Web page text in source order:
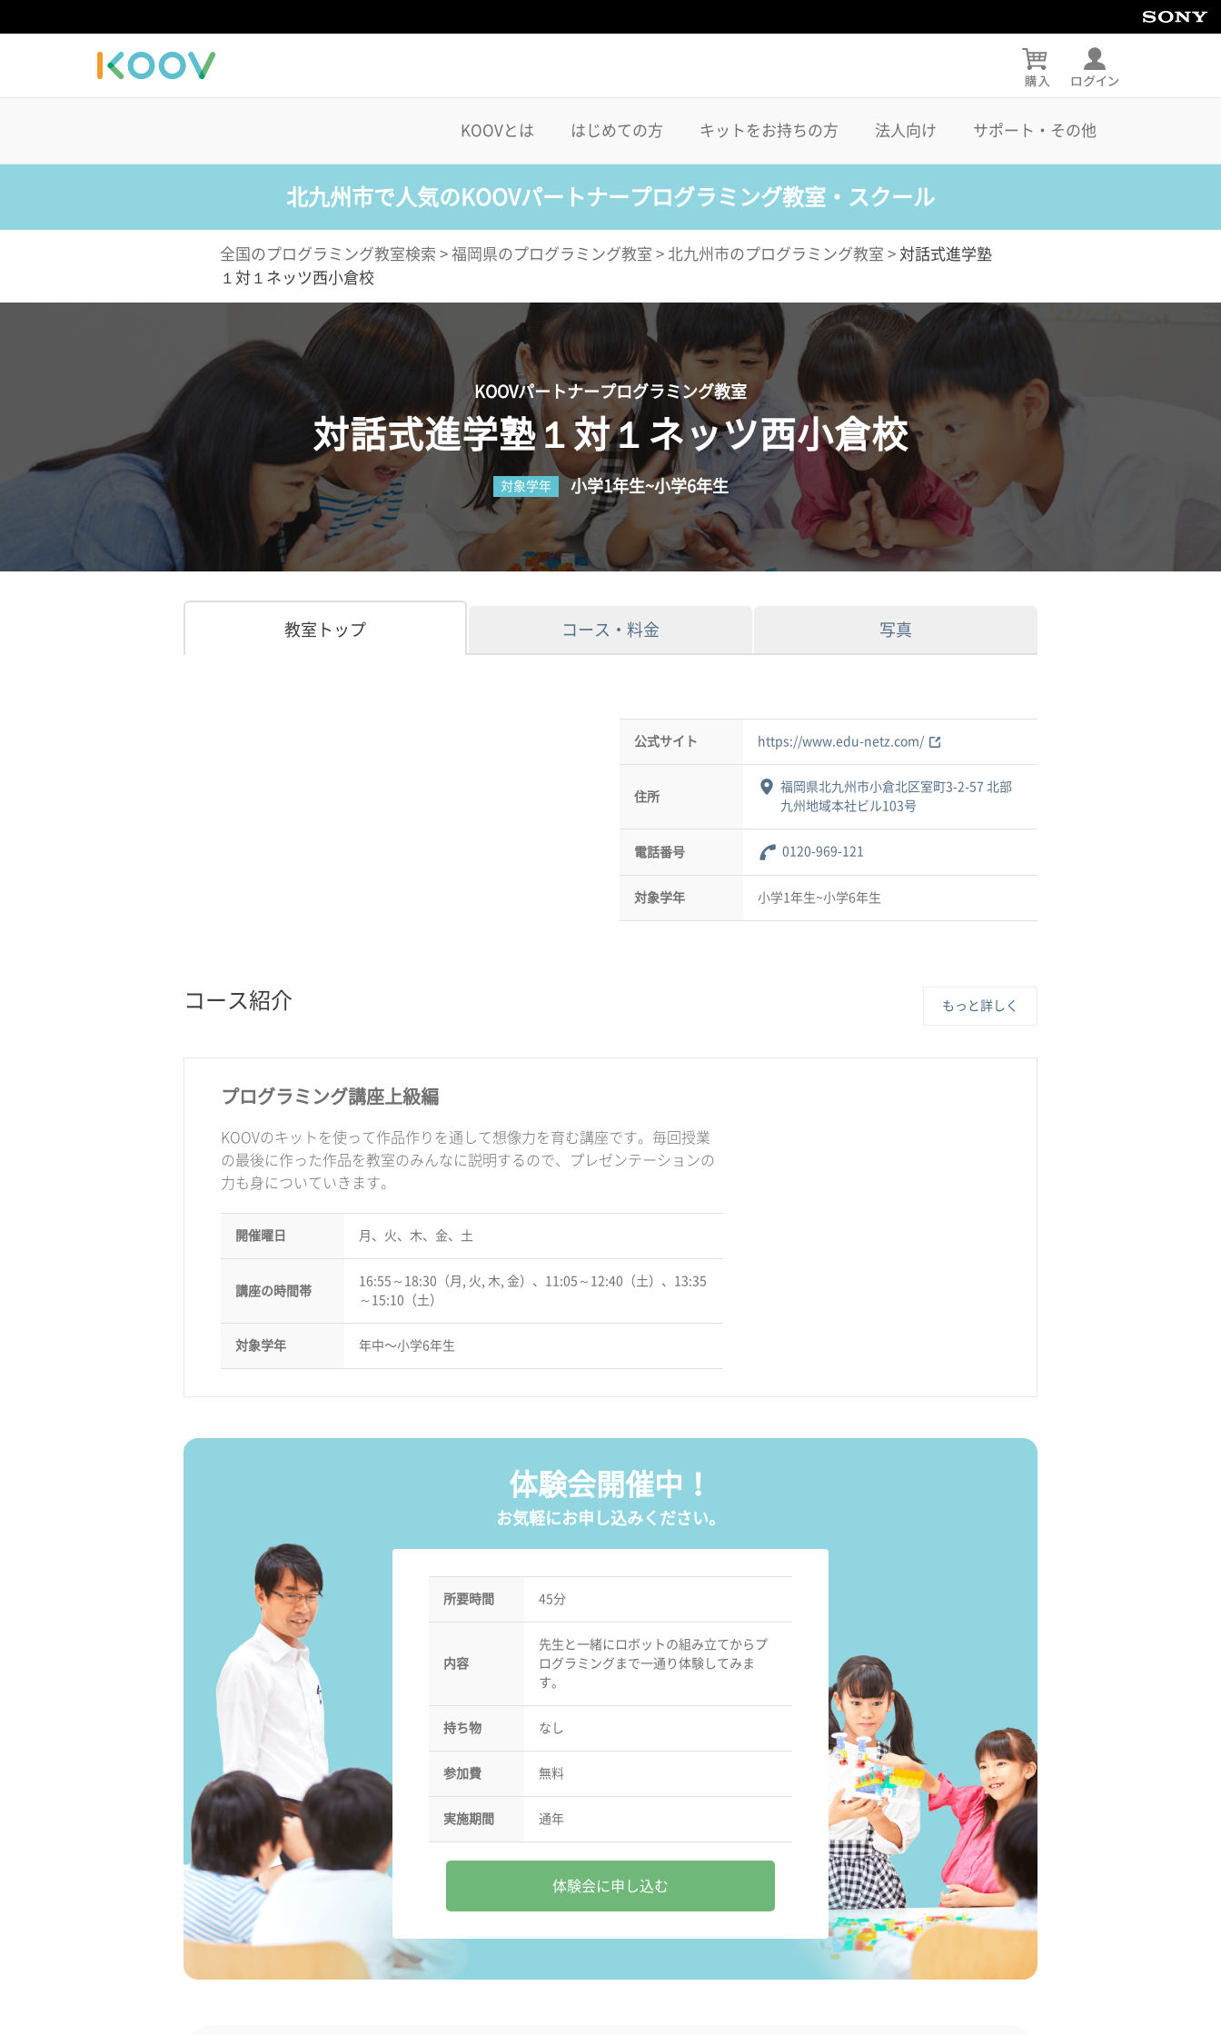
KOOVとは はじめての方 キットをお持ちの方 法人向け サポート・その他
北九州市で人気のKOOVパートナープログラミング教室・スクール
全国のプログラミング教室検索 > 福岡県のプログラミング教室 > 北九州市のプログラミング教室 > 対話式進学塾
１対１ネッツ西小倉校
KOOVパートナープログラミング教室
対話式進学塾１対１ネッツ西小倉校
対象学年 小学1年生~小学6年生
教室トップ コース・料金 写真
公式サイト https://www.edu-netz.com/
住所
福岡県北九州市小倉北区室町3-2-57 北部
九州地域本社ビル103号
電話番号 0120-969-121
対象学年 小学1年生~小学6年生
コース紹介 もっと詳しく
プログラミング講座上級編
KOOVのキットを使って作品作りを通して想像力を育む講座です。毎回授業
の最後に作った作品を教室のみんなに説明するので、プレゼンテーションの
力も身についていきます。
開催曜日 月、火、木、金、土
講座の時間帯
16:55～18:30（月, 火, 木, 金）、11:05～12:40（土）、13:35
～15:10（土）
対象学年 年中〜小学6年生
体験会開催中！
お気軽にお申し込みください。
所要時間 45分
内容
先生と一緒にロボットの組み立てからプ
ログラミングまで一通り体験してみま
す。
持ち物 なし
参加費 無料
実施期間 通年
体験会に申し込む